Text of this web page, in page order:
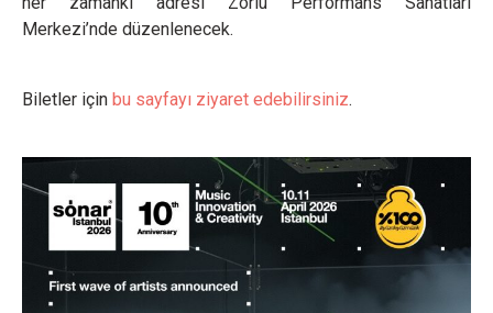
Merkezi’nde düzenlenecek.
Biletler için bu sayfayı ziyaret edebilirsiniz.